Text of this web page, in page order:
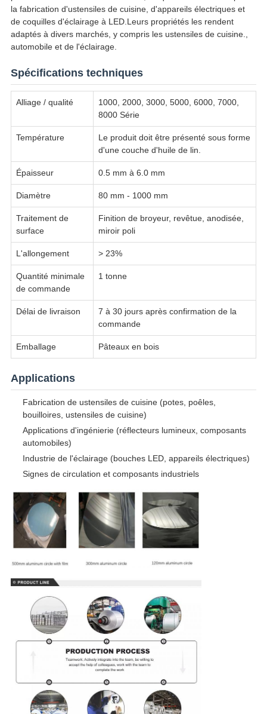
la fabrication d'ustensiles de cuisine, d'appareils électriques et
de coquilles d'éclairage à LED.Leurs propriétés les rendent
adaptés à divers marchés, y compris les ustensiles de cuisine.,
automobile et de l'éclairage.
Spécifications techniques
Alliage / qualité
1000, 2000, 3000, 5000, 6000, 7000,
8000 Série
Température
Le produit doit être présenté sous forme
d'une couche d'huile de lin.
Épaisseur 0.5 mm à 6.0 mm
Diamètre 80 mm - 1000 mm
Traitement de
surface
Finition de broyeur, revêtue, anodisée,
miroir poli
L'allongement > 23%
Quantité minimale
de commande
1 tonne
Délai de livraison
7 à 30 jours après confirmation de la
commande
Emballage Pâteaux en bois
Applications
Fabrication de ustensiles de cuisine (potes, poêles,
bouilloires, ustensiles de cuisine)
Applications d'ingénierie (réflecteurs lumineux, composants
automobiles)
Industrie de l'éclairage (bouches LED, appareils électriques)
Signes de circulation et composants industriels